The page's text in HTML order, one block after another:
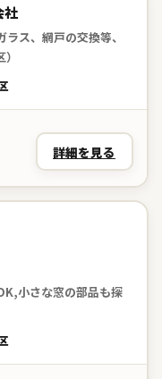
社
ス、網戸の交換等、
詳細を見る
小さな窓の部品も探